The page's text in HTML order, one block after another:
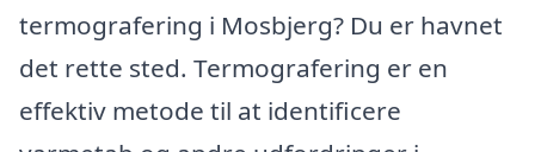
termografering i Mosbjerg? Du er havnet
det rette sted. Termografering er en
effektiv metode til at identificere